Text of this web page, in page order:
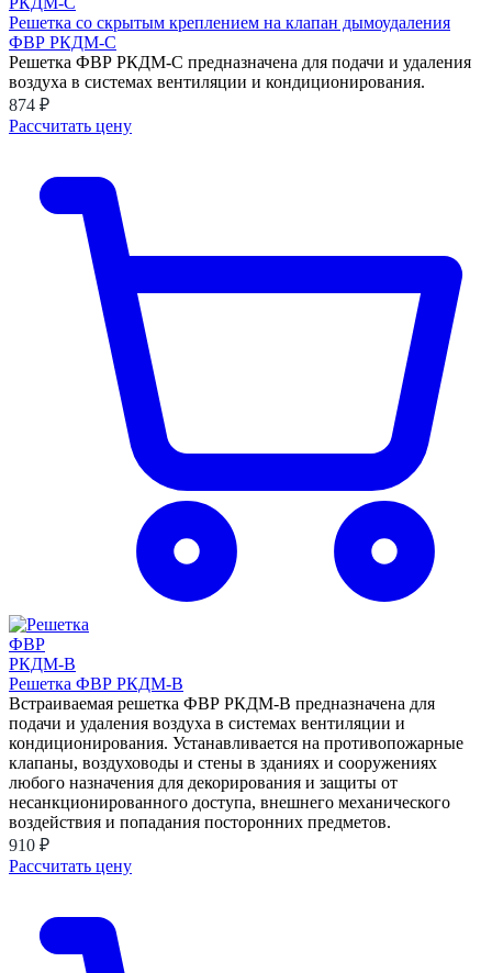
Решетка со скрытым креплением на клапан дымоудаления
ФВР РКДМ-С
Решетка ФВР РКДМ-С предназначена для подачи и удаления
воздуха в системах вентиляции и кондиционирования.
874 ₽
Рассчитать цену
Решетка ФВР РКДМ-В
Встраиваемая решетка ФВР РКДМ-В предназначена для
подачи и удаления воздуха в системах вентиляции и
кондиционирования. Устанавливается на противопожарные
клапаны, воздуховоды и стены в зданиях и сооружениях
любого назначения для декорирования и защиты от
несанкционированного доступа, внешнего механического
воздействия и попадания посторонних предметов.
910 ₽
Рассчитать цену